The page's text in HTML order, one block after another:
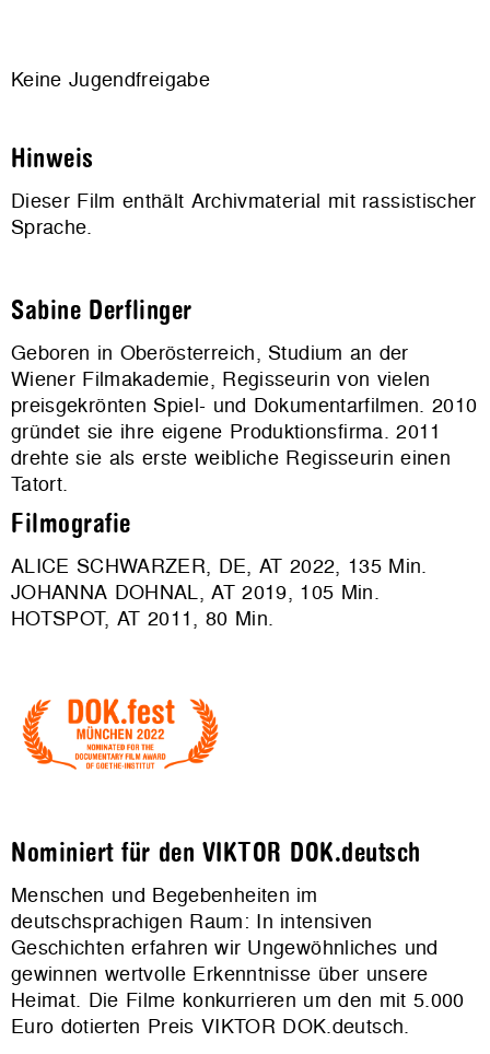
Keine Jugendfreigabe
Hinweis
Dieser Film enthält Archivmaterial mit rassistischer
Sprache.
Sabine Derflinger
Geboren in Oberösterreich, Studium an der
Wiener Filmakademie, Regisseurin von vielen
preisgekrönten Spiel- und Dokumentarfilmen. 2010
gründet sie ihre eigene Produktionsfirma. 2011
drehte sie als erste weibliche Regisseurin einen
Tatort.
Filmografie
ALICE SCHWARZER, DE, AT 2022, 135 Min.
JOHANNA DOHNAL, AT 2019, 105 Min.
HOTSPOT, AT 2011, 80 Min.
Nominiert für den VIKTOR DOK.deutsch
Menschen und Begebenheiten im
deutschsprachigen Raum: In intensiven
Geschichten erfahren wir Ungewöhnliches und
gewinnen wertvolle Erkenntnisse über unsere
Heimat. Die Filme konkurrieren um den mit 5.000
Euro dotierten Preis VIKTOR DOK.deutsch.